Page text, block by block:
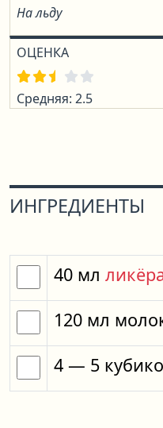
На льду
ОЦЕНКА
Средняя: 2.5
ИНГРЕДИЕНТЫ
40 мл
120 мл
4 — 5